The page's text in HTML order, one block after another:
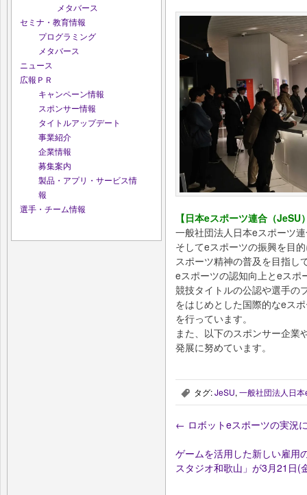
メタバース
セミナ・教育情報
プログラミング
メタバース
ニュース
広報ＰＲ
キャンペーン情報
スポンサー情報
タイトルアップデート
事業紹介
企業情報
募集案内
製品・アプリ・サービス情
報
選手・チーム情報
【日本eスポーツ連合（JeSU
一般社団法人日本eスポーツ
そしてeスポーツの振興を目
スポーツ精神の普及を目指し
eスポーツの認知向上とeスポ
競技タイトルの公認や選手の
をはじめとした国際的なeス
を行っています。
また、以下のスポンサー企業
発展に努めています。
, タグ:JeSU, 一般社団法人日
← ロボットeスポーツの実況
ゲームを活用した新しい雇用
スタジオ和歌山」が3月21日